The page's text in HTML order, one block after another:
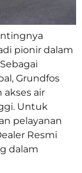
pionir dalam
Grundfos
air
Untuk
pelayanan
Resmi
dalam